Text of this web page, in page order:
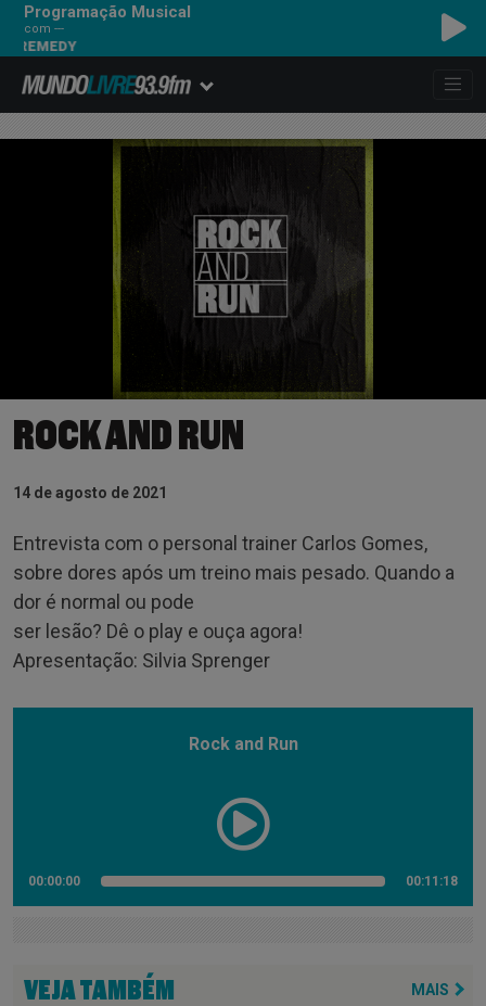
Programação Musical
com ---
ROCK AND RUN
14 de agosto de 2021
Entrevista com o personal trainer Carlos Gomes,
sobre dores após um treino mais pesado. Quando a
dor é normal ou pode
ser lesão? Dê o play e ouça agora!
Apresentação: Silvia Sprenger
Rock and Run
00:00:00 00:11:18
VEJA TAMBÉM MAIS